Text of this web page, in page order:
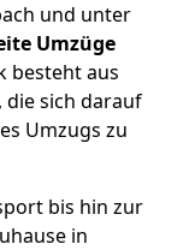
und unter
Umzüge
besteht aus
sich darauf
Umzugs zu
bis hin zur
in